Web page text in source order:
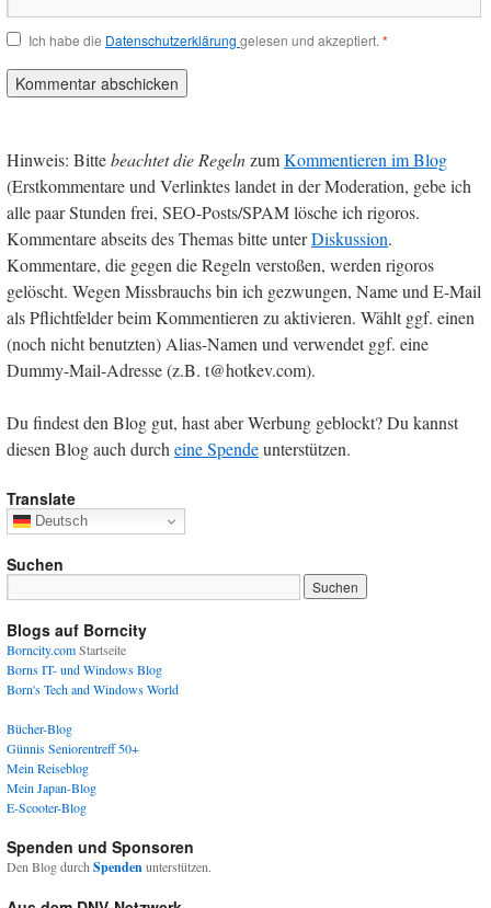
Ich habe die Datenschutzerklärung gelesen und akzeptiert. *
Hinweis: Bittebeachtet die RegelnzumKommentieren im Blog
(Erstkommentare und Verlinktes landet in der Moderation, gebe ich
alle paar Stunden frei, SEO-Posts/SPAM lösche ich rigoros.
Kommentare abseits des Themas bitte unterDiskussion.
Kommentare, die gegen die Regeln verstoßen, werden rigoros
gelöscht. Wegen Missbrauchs bin ich gezwungen, Name und E-Mail
als Pflichtfelder beim Kommentieren zu aktivieren. Wählt ggf. einen
(noch nicht benutzten) Alias-Namen und verwendet ggf. eine
Dummy-Mail-Adresse (z.B. t@hotkev.com).
Du findest den Blog gut, hast aber Werbung geblockt? Du kannst
diesen Blog auch durcheine Spendeunterstützen.
Translate
Deutsch
Suchen
Blogs auf Borncity
Borncity.comStartseite
Borns IT- und Windows Blog
Born's Tech and Windows World
Bücher-Blog
Günnis Seniorentreff 50+
Mein Reiseblog
Mein Japan-Blog
E-Scooter-Blog
Spenden und Sponsoren
Den Blog durchSpendenunterstützen.